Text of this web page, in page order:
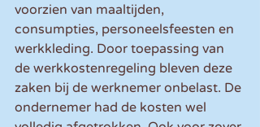
voorzien van maaltijden,
consumpties, personeelsfeesten en
werkkleding. Door toepassing van
de werkkostenregeling bleven deze
zaken bij de werknemer onbelast. De
ondernemer had de kosten wel